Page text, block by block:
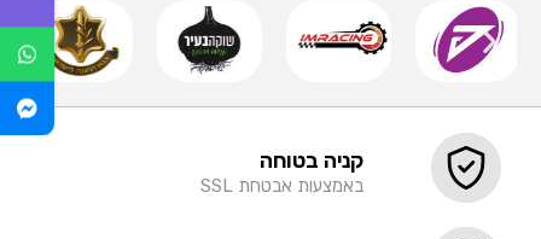
קניה בטוחה
באמצעות אבטחת SSL